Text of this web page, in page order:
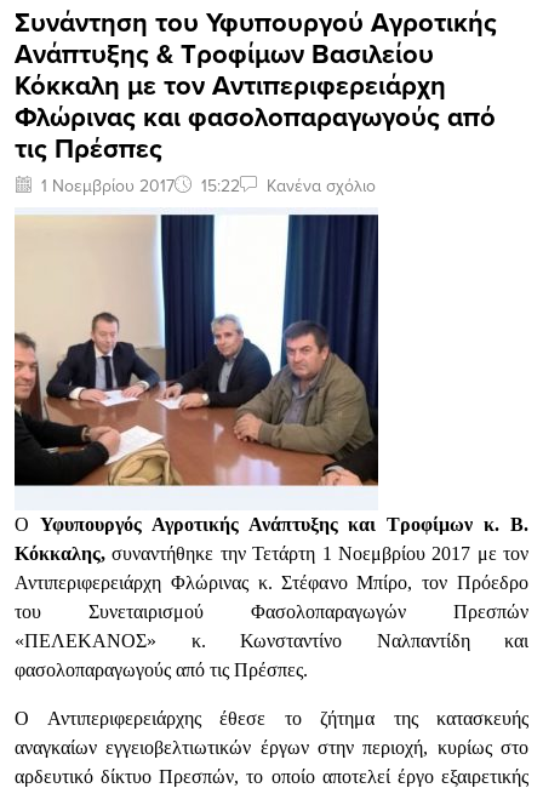
Συνάντηση του Υφυπουργού Αγροτικής
Ανάπτυξης & Τροφίμων Βασιλείου
Κόκκαλη με τον Αντιπεριφερειάρχη
Φλώρινας και φασολοπαραγωγούς από
τις Πρέσπες
1 Νοεμβρίου 2017 15:22 Κανένα σχόλιο
Ο Υφυπουργός Αγροτικής Ανάπτυξης και Τροφίμων κ. Β.
Κόκκαλης, συναντήθηκε την Τετάρτη 1 Νοεμβρίου 2017 με τον
Αντιπεριφερειάρχη Φλώρινας κ. Στέφανο Μπίρο, τον Πρόεδρο
του Συνεταιρισμού Φασολοπαραγωγών Πρεσπών
«ΠΕΛΕΚΑΝΟΣ» κ. Κωνσταντίνο Ναλπαντίδη και
φασολοπαραγωγούς από τις Πρέσπες.
Ο Αντιπεριφερειάρχης έθεσε το ζήτημα της κατασκευής
αναγκαίων εγγειοβελτιωτικών έργων στην περιοχή, κυρίως στο
αρδευτικό δίκτυο Πρεσπών, το οποίο αποτελεί έργο εξαιρετικής